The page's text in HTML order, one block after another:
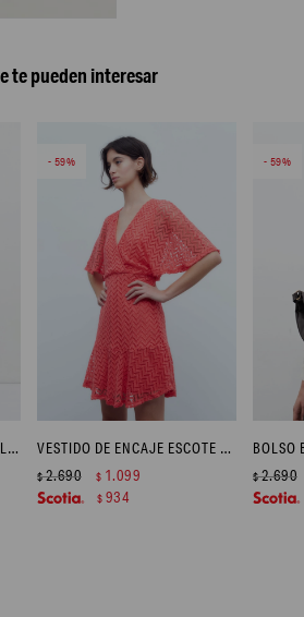
te pueden interesar
VESTIDO HALTER ESTAMPA FLORAL - MULTICOLOR
59
VESTIDO DE ENCAJE ESCOTE EN V - CORAL
$2.690 $ 1.099
$ 934
59
$2.690